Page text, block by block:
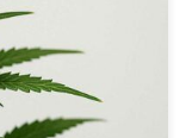
i poradnik
odmiana
Ak-47 Auto. To
czemu […]